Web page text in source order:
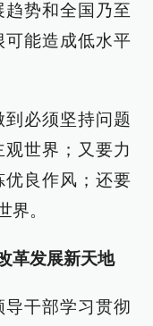
趋势和全国乃至
可能造成低水平
到必须坚持问题
世界；又要力
优良作风；还要
界。
革发展新天地
干部学习贯彻